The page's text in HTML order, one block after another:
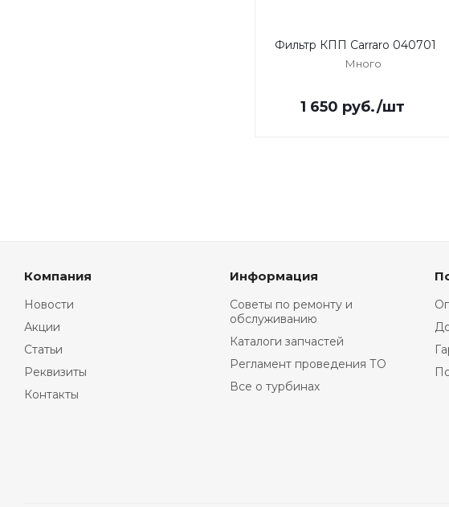
Фильтр КПП Carraro 040701
Много
1 650 руб./шт
Компания
Новости
Акции
Статьи
Реквизиты
Контакты
Информация
Советы по ремонту и
обслуживанию
Каталоги запчастей
Регламент проведения ТО
Все о турбинах